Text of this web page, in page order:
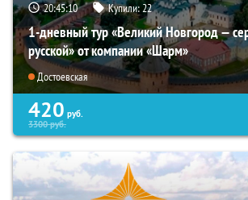
20:45:08 Купили:22
1-дневный тур «Великий Новгород —
русской» от компании «Шарм»
Достоевская
420 руб.
3300руб.